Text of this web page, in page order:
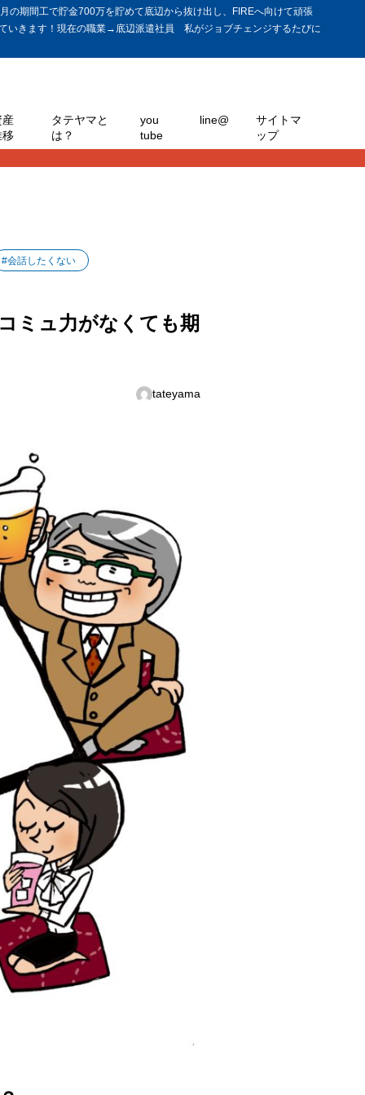
の期間工で貯金700万を貯めて底辺から抜け出し、FIREへ向けて頑張
いきます！現在の職業→底辺派遣社員 私がジョブチェンジするたびに
産
移
タテヤマと
は？
you
tube
line@
サイトマ
ップ
#会話したくない
ミュ力がなくても期
tateyama